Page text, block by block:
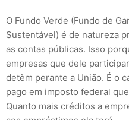
O Fundo Verde (Fundo de
Sustentável) é de natureza
as contas públicas. Isso
empresas que dele
detêm perante a União. É o
pago em imposto federal
Quanto mais créditos a